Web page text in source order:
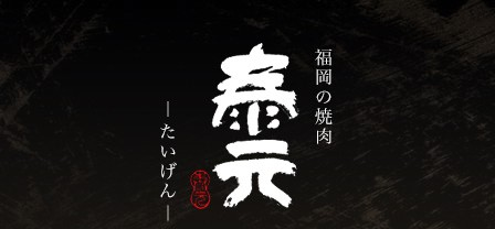
福岡市、畜産農家直送の厳選黒
毛和牛を愉しめる焼肉店
畜産農家直送の厳選肉が自慢の福岡市
の焼肉『泰元』